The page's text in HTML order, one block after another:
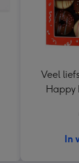
Veel
Happy
In